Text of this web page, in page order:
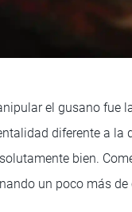
el gusano fue
diferente a la
bien.
un poco más